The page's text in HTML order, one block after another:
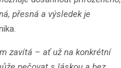
přesná a výsledek je
zavítá – ať už na konkrétní